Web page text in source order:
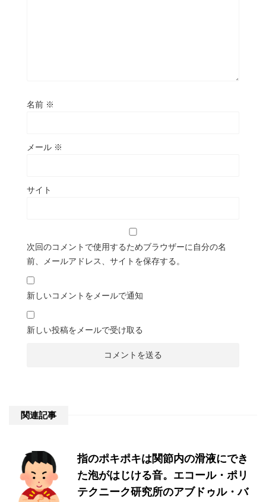
名前 ※
メール ※
サイト
次回のコメントで使用するためブラウザーに自分の名
前、メールアドレス、サイトを保存する。
新しいコメントをメールで通知
新しい投稿をメールで受け取る
関連記事
指のポキポキは関節内の滑液にでき
た泡がはじける音。エコール・ポリ
テクニーク研究所のアブドゥル・バ